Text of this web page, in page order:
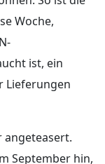
Woche,
ist, ein
Lieferungen
angeteasert.
September hin,